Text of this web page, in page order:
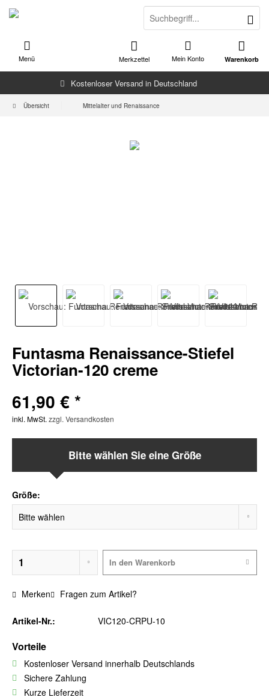
Kostenloser Versand in Deutschland
Warenkorb
Merkzettel Mein Konto
Menü
Übersicht Mittelalter und Renaissance
Funtasma Renaissance-Stiefel
Victorian-120 creme
61,90 € *
inkl. MwSt. zzgl. Versandkosten
Bitte wählen Sie eine Größe
Größe:
In den Warenkorb
Merken Fragen zum Artikel?
Artikel-Nr.: VIC120-CRPU-10
Vorteile
Kostenloser Versand innerhalb Deutschlands
Sichere Zahlung
Kurze Lieferzeit